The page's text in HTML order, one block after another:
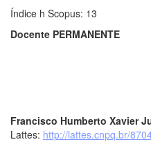
Índice h Scopus: 13
Docente PERMANENTE
Francisco Humberto Xavier
Lattes: http://lattes.cnpq.br/